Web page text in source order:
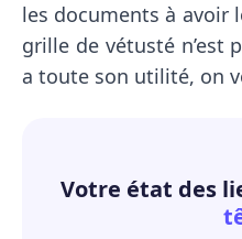
les documents à avoir
grille de vétusté n’est
a toute son utilité, on
Votre état des